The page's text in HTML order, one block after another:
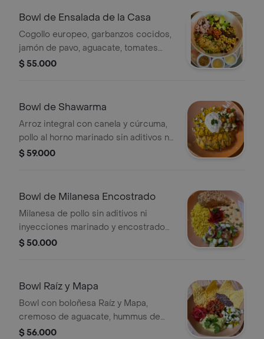
Bowl de Ensalada de la Casa
Cogollo europeo, garbanzos cocidos,
jamón de pavo, aguacate, tomates
secos, tomates cherry, arándanos
de balsámico y mayonesa de la casa.
$ 55.000
Bowl de Shawarma
Arroz integral con canela y cúrcuma,
pollo al horno marinado sin aditivos ni
inyecciones, ensalada fresca, queso
garbanzo
$ 59.000
Bowl de Milanesa Encostrado
Milanesa de pollo sin aditivos ni
inyecciones marinado y encostrado
en panco con ajonjolí blanco
con aguacate y cebollas encurtidas.
$ 50.000
Bowl Raíz y Mapa
Bowl con boloñesa Raíz y Mapa,
cremoso de aguacate, hummus de
frijol negro, cebollas encurtidas,
$ 56.000